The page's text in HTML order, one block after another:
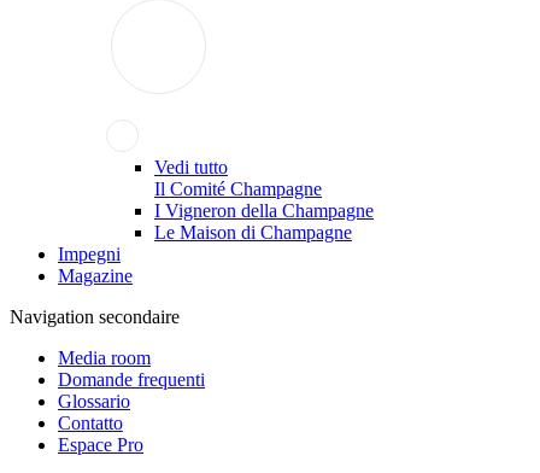
Vedi tutto
Il Comité Champagne
I Vigneron della Champagne
Le Maison di Champagne
Impegni
Magazine
Navigation secondaire
Media room
Domande frequenti
Glossario
Contatto
Espace Pro